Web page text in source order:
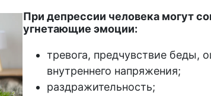
При депрессии человека могут
угнетающие эмоции:
тревога, предчувствие беды,
внутреннего напряжения;
раздражительность;